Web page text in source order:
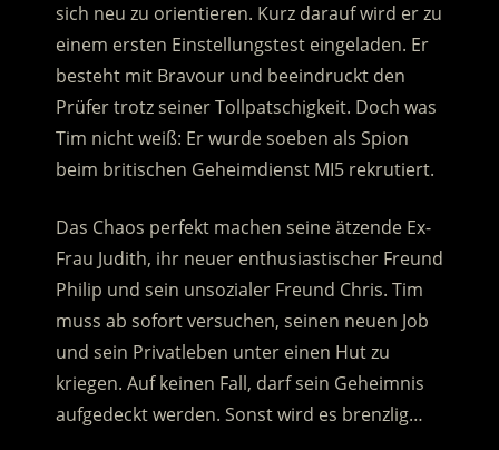
sich neu zu orientieren. Kurz darauf wird er zu
einem ersten Einstellungstest eingeladen. Er
besteht mit Bravour und beeindruckt den
Prüfer trotz seiner Tollpatschigkeit. Doch was
Tim nicht weiß: Er wurde soeben als Spion
beim britischen Geheimdienst MI5 rekrutiert.
Das Chaos perfekt machen seine ätzende Ex-
Frau Judith, ihr neuer enthusiastischer Freund
Philip und sein unsozialer Freund Chris. Tim
muss ab sofort versuchen, seinen neuen Job
und sein Privatleben unter einen Hut zu
kriegen. Auf keinen Fall, darf sein Geheimnis
aufgedeckt werden. Sonst wird es brenzlig…